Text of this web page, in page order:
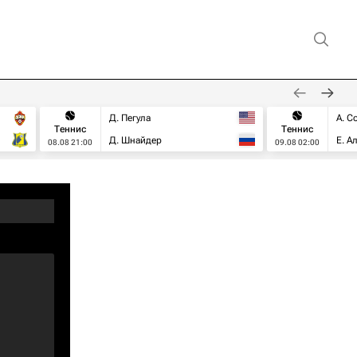
Теннис
08.08 21:00
Д. Пегула
Д. Шнайдер
Теннис
09.08 02:00
А.
Е.